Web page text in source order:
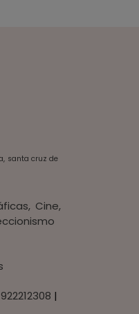
santa cruz de
Cine
|